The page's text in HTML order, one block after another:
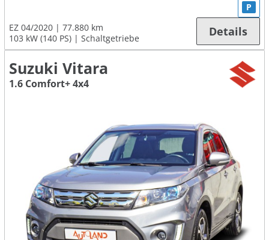
EZ 04/2020
77.880 km
103 kW (140 PS)
Schaltgetriebe
P
Details
Suzuki Vitara
1.6 Comfort+ 4x4